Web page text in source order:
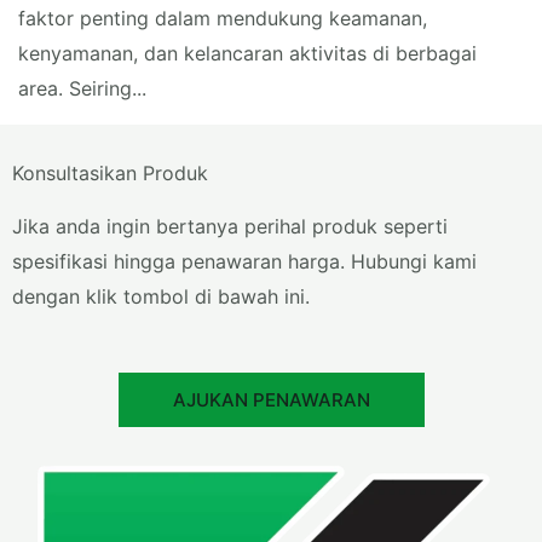
faktor penting dalam mendukung keamanan,
kenyamanan, dan kelancaran aktivitas di berbagai
area. Seiring...
Konsultasikan Produk
Jika anda ingin bertanya perihal produk seperti
spesifikasi hingga penawaran harga. Hubungi kami
dengan klik tombol di bawah ini.
AJUKAN PENAWARAN